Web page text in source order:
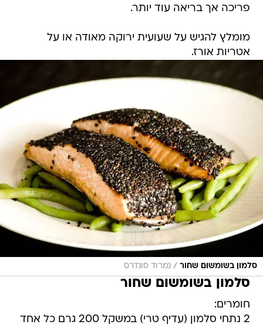
פריכה אך בריאה עוד יותר.
מומלץ להגיש על שעועית ירוקה מאודה או על
אטריות אורז.
סלמון בשומשום שחור / נמרוד סונדרס
סלמון בשומשום שחור
חומרים:
2 נתחי סלמון (עדיף טרי) במשקל 200 גרם כל אחד